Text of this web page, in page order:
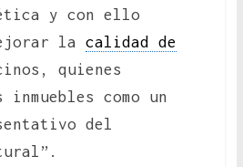
y con ello
la calidad de
quienes
inmuebles como un
del